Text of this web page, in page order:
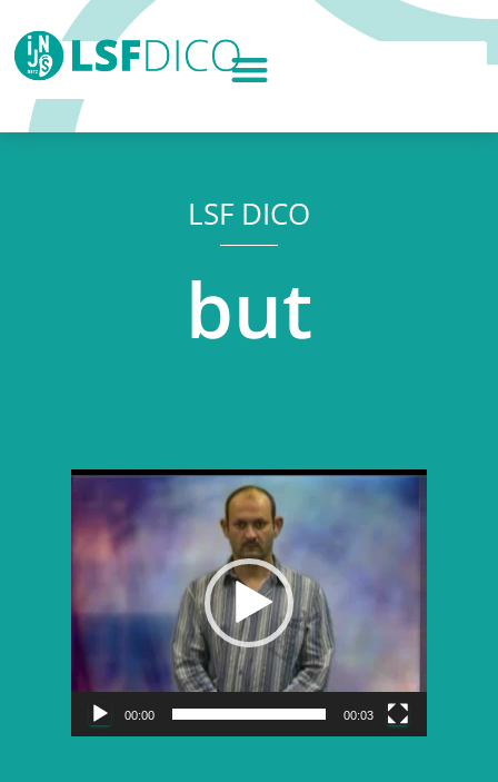
LSF DICO
but
Lecteur
vidéo
00:00 00:03